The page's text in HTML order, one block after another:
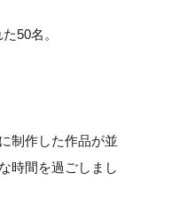
50名。
制作した作品が並
時間を過ごしまし